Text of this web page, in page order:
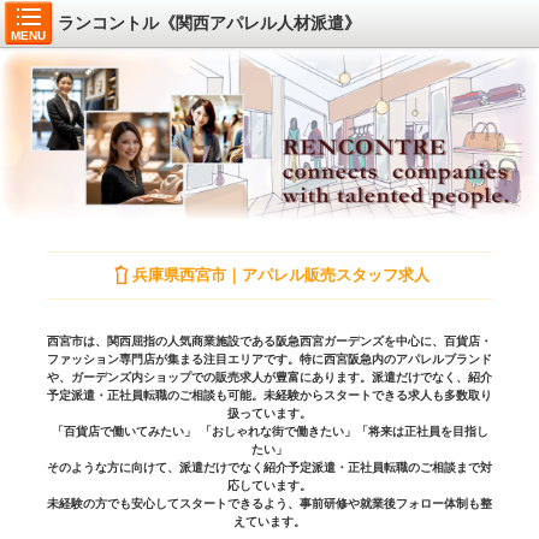
MENU
ランコントル《関西アパレル人材派遣》
兵庫県西宮市｜アパレル販売スタッフ求人
西宮市は、関西屈指の人気商業施設である阪急西宮ガーデンズを中心に、百貨店・
ファッション専門店が集まる注目エリアです。特に西宮阪急内のアパレルブランド
や、ガーデンズ内ショップでの販売求人が豊富にあります。派遣だけでなく、紹介
予定派遣・正社員転職のご相談も可能。未経験からスタートできる求人も多数取り
扱っています。
「百貨店で働いてみたい」 「おしゃれな街で働きたい」「将来は正社員を目指し
たい」
そのような方に向けて、派遣だけでなく紹介予定派遣・正社員転職のご相談まで対
応しています。
未経験の方でも安心してスタートできるよう、事前研修や就業後フォロー体制も整
えています。